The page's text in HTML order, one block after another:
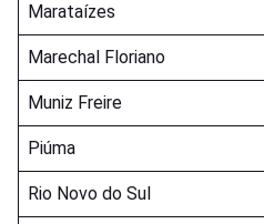
Marataízes
Marechal Floriano
Muniz Freire
Piúma
Rio Novo do Sul